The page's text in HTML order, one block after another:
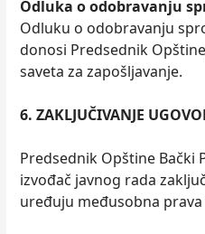
Odluka o odobravanju
Odluku o odobravanju
donosi Predsednik
saveta za zapošljavanje.
6. ZAKLJUČIVANJE
Predsednik Opštine Bački
izvođač javnog rada
uređuju međusobna prava